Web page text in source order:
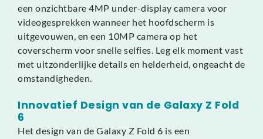
een onzichtbare 4MP under-display camera voor
videogesprekken wanneer het hoofdscherm is
uitgevouwen, en een 10MP camera op het
coverscherm voor snelle selfies. Leg elk moment vast
met uitzonderlijke details en helderheid, ongeacht de
omstandigheden.
Innovatief Design van de Galaxy Z Fold
6
Het design van de Galaxy Z Fold 6 is een